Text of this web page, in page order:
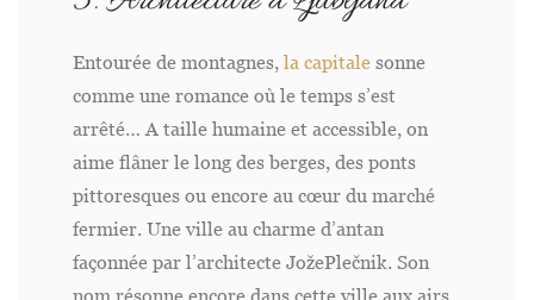
Entourée de montagnes, la capitale sonne
comme une romance où le temps s’est
arrêté… A taille humaine et accessible, on
aime flâner le long des berges, des ponts
pittoresques ou encore au cœur du marché
fermier. Une ville au charme d’antan
façonnée par l’architecte JožePlečnik. Son